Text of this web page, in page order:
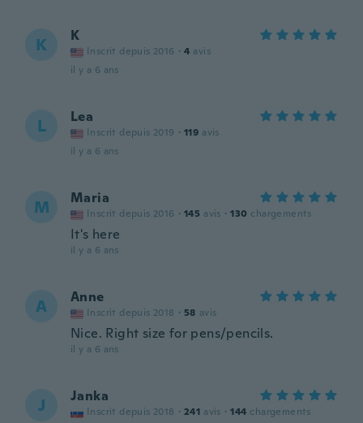
K K
Inscrit depuis 2016 · 4 avis
il y a 6 ans
L Lea
Inscrit depuis 2019 · 119 avis
il y a 6 ans
M Maria
Inscrit depuis 2016 · 145 avis · 130 chargements
It's here
il y a 6 ans
A Anne
Inscrit depuis 2018 · 58 avis
Nice. Right size for pens/pencils.
il y a 6 ans
J Janka
Inscrit depuis 2018 · 241 avis · 144 chargements